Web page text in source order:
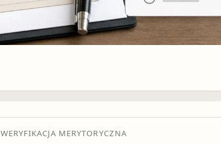
WERYFIKACJA MERYTORYCZNA